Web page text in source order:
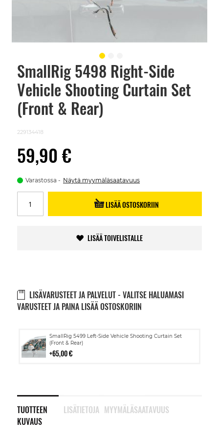
SmallRig 5498 Right-Side
Vehicle Shooting Curtain Set
(Front & Rear)
229134418
59,90 €
Varastossa Näytä myymäläsaatavuus
LISÄÄ OSTOSKORIIN
LISÄÄ TOIVELISTALLE
LISÄVARUSTEET JA PALVELUT - VALITSE HALUAMASI
VARUSTEET JA PAINA LISÄÄ OSTOSKORIIN
SmallRig 5499 Left-Side Vehicle Shooting Curtain Set
(Front & Rear)
65,00 €
Lisää
ostoskoriin
TUOTTEEN
KUVAUS
LISÄTIETOJA MYYMÄLÄSAATAVUUS
Skip
beginning
images